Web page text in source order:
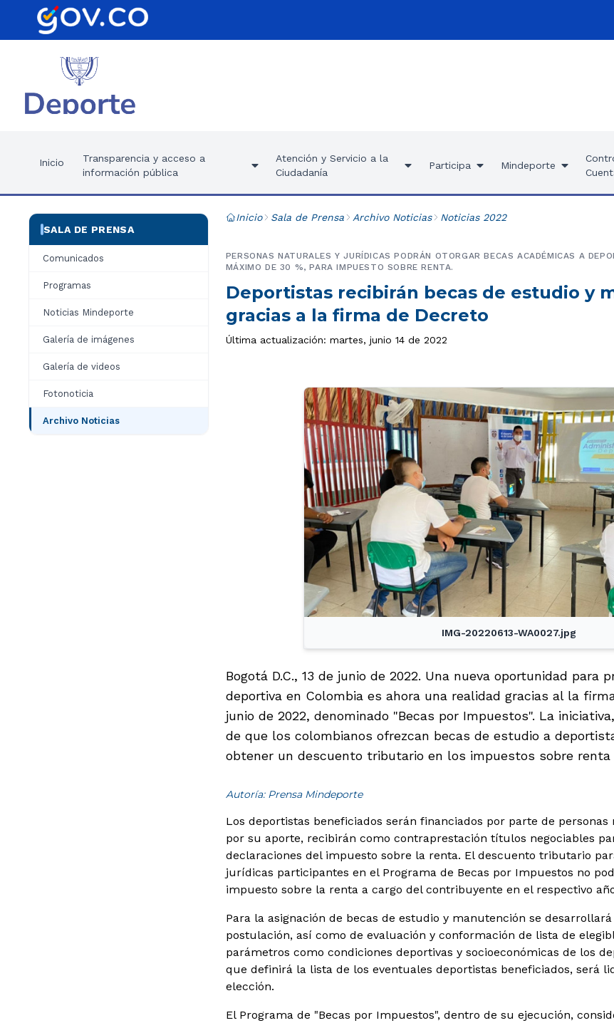
Inicio
Transparencia y acceso a
información pública
Atención y Servicio a la
Ciudadanía
Participa Mindeporte
SALA DE PRENSA
Comunicados
Programas
Noticias Mindeporte
Galería de imágenes
Galería de videos
Fotonoticia
Archivo Noticias
Inicio Sala de Prensa Archivo Noticias Noticias 2022
Deportistas recibirán becas de estudio y
gracias a la firma de Decreto
PERSONAS NATURALES Y JURÍDICAS PODRÁN OTORGAR BECAS ACADÉMICAS A
MÁXIMO DE 30 %, PARA IMPUESTO SOBRE RENTA.
Última actualización: martes, junio 14 de 2022
IMG-20220613-WA0027.jpg
Bogotá D.C., 13 de junio de 2022. Una nueva oportunidad para
deportiva en Colombia es ahora una realidad gracias al la
junio de 2022, denominado "Becas por Impuestos". La
de que los colombianos ofrezcan becas de estudio a
obtener un descuento tributario en los impuestos sobre renta
Autoría: Prensa Mindeporte
Los deportistas beneficiados serán financiados por parte de
por su aporte, recibirán como contraprestación títulos negociables
declaraciones del impuesto sobre la renta. El descuento tributario
jurídicas participantes en el Programa de Becas por Impuestos no
impuesto sobre la renta a cargo del contribuyente en el respectivo
Para la asignación de becas de estudio y manutención se
postulación, así como de evaluación y conformación de lista de
parámetros como condiciones deportivas y socioeconómicas de los
que definirá la lista de los eventuales deportistas beneficiados, será
elección.
El Programa de "Becas por Impuestos", dentro de su ejecución,